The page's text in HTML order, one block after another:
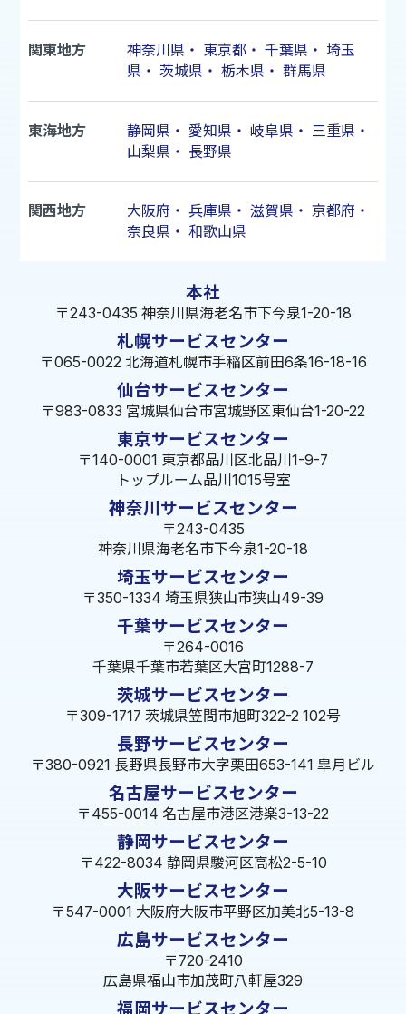
関東地方 神奈川県 ・ 東京都・ 千葉県 ・ 埼玉
県 ・ 茨城県 ・ 栃木県 ・ 群馬県
東海地方 静岡県 ・ 愛知県 ・ 岐阜県 ・ 三重県 ・
山梨県 ・ 長野県
関西地方 大阪府 ・ 兵庫県 ・ 滋賀県 ・ 京都府 ・
奈良県 ・ 和歌山県
本社
〒243-0435 神奈川県海老名市下今泉1-20-18
札幌サービスセンター
〒065-0022 北海道札幌市手稲区前田6条16-18-16
仙台サービスセンター
〒983-0833 宮城県仙台市宮城野区東仙台1-20-22
東京サービスセンター
〒140-0001 東京都品川区北品川1-9-7
トップルーム品川1015号室
神奈川サービスセンター
〒243-0435
神奈川県海老名市下今泉1-20-18
埼玉サービスセンター
〒350-1334 埼玉県狭山市狭山49-39
千葉サービスセンター
〒264-0016
千葉県千葉市若葉区大宮町1288-7
茨城サービスセンター
〒309-1717 茨城県笠間市旭町322-2 102号
長野サービスセンター
〒380-0921 長野県長野市大字栗田653-141 皐月ビル
名古屋サービスセンター
〒455-0014 名古屋市港区港楽3-13-22
静岡サービスセンター
〒422-8034 静岡県駿河区高松2-5-10
大阪サービスセンター
〒547-0001 大阪府大阪市平野区加美北5-13-8
広島サービスセンター
〒720-2410
広島県福山市加茂町八軒屋329
福岡サービスセンター